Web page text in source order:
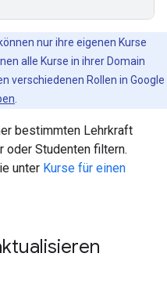
nur ihre eigenen Kurse
alle Kurse in ihrer Domain
verschiedenen Rollen in Google
bestimmten Lehrkraft
oder Studenten filtern.
unter Kurse für einen